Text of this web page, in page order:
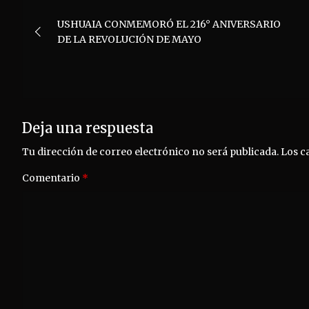
de
USHUAIA CONMEMORÓ EL 216° ANIVERSARIO
DE LA REVOLUCIÓN DE MAYO
Deja una respuesta
Tu dirección de correo electrónico no será publicada.Los
Comentario *